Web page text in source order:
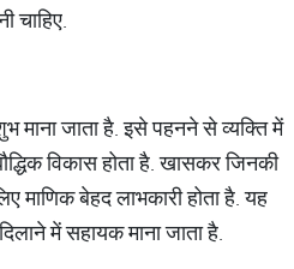
चाहिए.
माना जाता है. इसे पहनने से व्यक्ति में
विकास होता है. खासकर जिनकी
माणिक बेहद लाभकारी होता है. यह
में सहायक माना जाता है.